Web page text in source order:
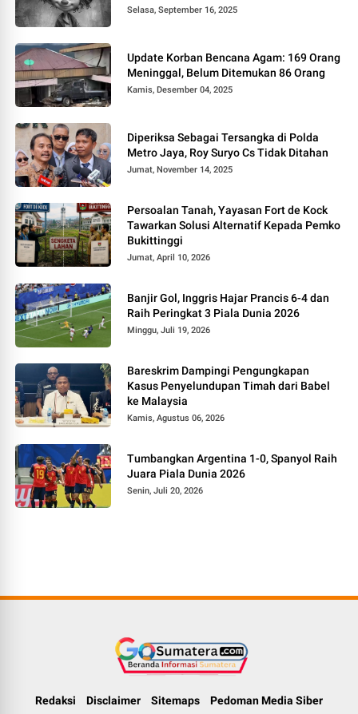
Selasa, September 16, 2025
Update Korban Bencana Agam: 169 Orang
Meninggal, Belum Ditemukan 86 Orang
Kamis, Desember 04, 2025
Diperiksa Sebagai Tersangka di Polda
Metro Jaya, Roy Suryo Cs Tidak Ditahan
Jumat, November 14, 2025
Persoalan Tanah, Yayasan Fort de Kock
Tawarkan Solusi Alternatif Kepada Pemko
Bukittinggi
Jumat, April 10, 2026
Banjir Gol, Inggris Hajar Prancis 6-4 dan
Raih Peringkat 3 Piala Dunia 2026
Minggu, Juli 19, 2026
Bareskrim Dampingi Pengungkapan
Kasus Penyelundupan Timah dari Babel
ke Malaysia
Kamis, Agustus 06, 2026
Tumbangkan Argentina 1-0, Spanyol Raih
Juara Piala Dunia 2026
Senin, Juli 20, 2026
Redaksi Disclaimer Sitemaps Pedoman Media Siber